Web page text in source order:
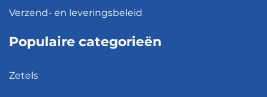
Verzend- en leveringsbeleid
Populaire categorieën
Zetels